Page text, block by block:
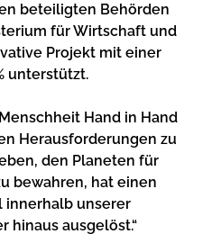
beteiligten Behörden
für Wirtschaft und
Projekt mit einer
unterstützt.
Hand in Hand
Herausforderungen zu
den Planeten für
bewahren, hat einen
innerhalb unserer
hinaus ausgelöst.“